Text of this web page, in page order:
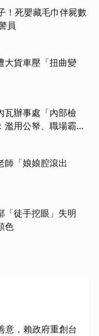
！死嬰藏毛巾伴屍數
員
大貨車壓「扭曲變
瓦辦事處「內部檢
濫用公帑、職場霸
交部要查了
師「娘娘腔滾出
「徒手挖眼」失明
色
意，賴政府重創台